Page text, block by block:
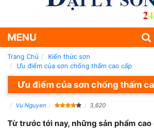
MENU
Trang Chủ
Kiến thức sơn
Ưu điểm của sơn chống thấm cao cấp
Ưu điểm của sơn chống thấm
Vu Nguyen 3,620
Từ trước tới nay, những sản phẩm